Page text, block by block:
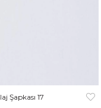
Şapkası 17